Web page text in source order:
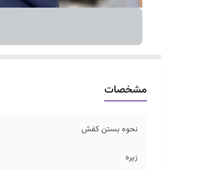
مشخصات
نحوه بستن کفش
زیره